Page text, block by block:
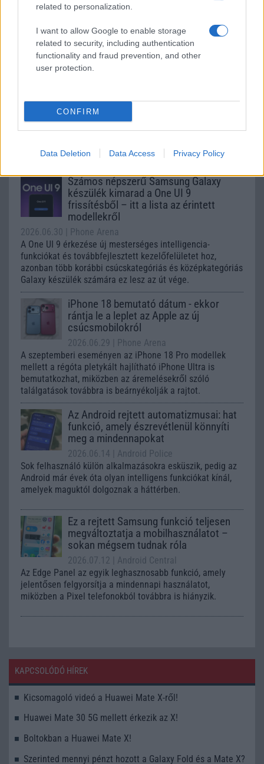
related to personalization.
I want to allow Google to enable storage
related to security, including authentication
functionality and fraud prevention, and other
user protection.
CONFIRM
Data Deletion Data Access Privacy Policy
Euro Gsm
Számos népszerű Samsung Galaxy
készülék kimarad a One UI 9
frissítésből – itt a lista az érintett
modellekről
2026.06.30
| Phone Arena
A One UI 9 érkezése új mesterséges intelligencia-
funkciókat és továbbfejlesztett kezelőfelületet hoz,
azonban több korábbi csúcskategóriás és középkategóriás
Galaxy készülék számára ez lesz az út vége.
iPhone 18 bemutató dátum - ekkor
rántja le a leplet az Apple az új
csúcsmobilokról
2026.06.29
| Phone Arena
A szeptemberi eseményen az iPhone 18 Pro modellek
mellett a régóta pletykált hajlítható iPhone Ultra is
bemutatkozhat, miközben az áremelésekről szóló
találgatások továbbra is beárnyékolják a rajtot.
Az Android rejtett automatizmusai: hat
funkció, amely észrevétlenül könnyíti
meg a mindennapokat
2026.06.14
| Android Police
Sok felhasználó külön alkalmazásokra esküszik, pedig az
Android már évek óta olyan intelligens funkciókat kínál,
amelyek maguktól dolgoznak a háttérben.
Ez a rejtett Samsung funkció teljesen
megváltoztatja a mobilhasználatot –
sokan mégsem tudnak róla
2026.07.12
| Android Central
Az Edge Panel az egyik leghasznosabb funkció, amely
jelentősen felgyorsítja a mindennapi használatot,
miközben a Pixel telefonokból továbbra is hiányzik.
KAPCSOLÓDÓ HÍREK
Kicsomagoló videó a Huawei Mate X-ről!
Huawei Mate 30 5G mellett érkezik az X!
Boltokban a Huawei Mate X!
Szerinted mennyi pénzt hozott a Galaxy Fold és a Mate X?